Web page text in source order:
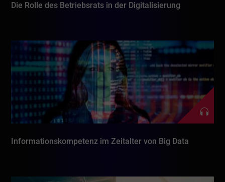
Die Rolle des Betriebsrats in der Digitalisierung
Informationskompetenz im Zeitalter von Big Data